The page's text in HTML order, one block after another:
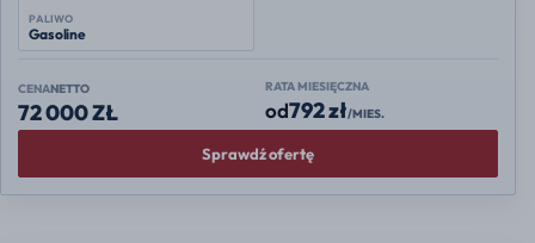
PALIWO
Gasoline
CENANETTO
72 000 ZŁ
RATA MIESIĘCZNA
od792 zł/MIES.
Sprawdź ofertę